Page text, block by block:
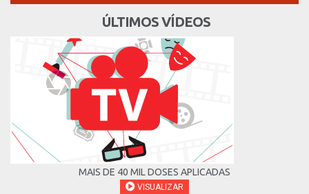
ÚLTIMOS VÍDEOS
MAIS DE 40 MIL DOSES APLICADAS
VISUALIZAR